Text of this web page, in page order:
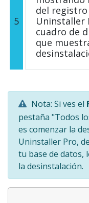
5
del registro
Uninstaller
cuadro de
que
Nota: Si ves el
pestaña "Todos
es comenzar la
Uninstaller Pro,
tu base de datos,
la desinstalación.